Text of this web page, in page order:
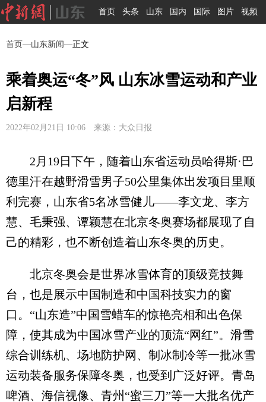
首页 头条 山东 国内 国际 图片 视频
首页—山东新闻—正文
乘着奥运“冬”风 山东冰雪运动和产业
启新程
2022年02月21日 10:06 来源：大众日报
2月19日下午，随着山东省运动员哈得斯·巴
德里汗在越野滑雪男子50公里集体出发项目里顺
利完赛，山东省5名冰雪健儿——李文龙、李方
慧、毛秉强、谭颖慧在北京冬奥赛场都展现了自
己的精彩，也不断创造着山东冬奥的历史。
北京冬奥会是世界冰雪体育的顶级竞技舞
台，也是展示中国制造和中国科技实力的窗
口。“山东造”中国雪蜡车的惊艳亮相和出色保
障，使其成为中国冰雪产业的顶流“网红”。滑雪
综合训练机、场地防护网、制冰制冷等一批冰雪
运动装备服务保障冬奥，也受到广泛好评。青岛
啤酒、海信视像、青州“蜜三刀”等一大批名优产